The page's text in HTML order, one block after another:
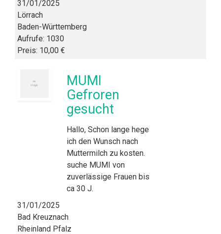
31/01/2025
Lörrach
Baden-Württemberg
Aufrufe: 1030
Preis: 10,00 €
MUMI
Gefroren
gesucht
Hallo, Schon lange hege
ich den Wunsch nach
Muttermilch zu kosten.
suche MUMI von
zuverlässige Frauen bis
ca 30 J.
31/01/2025
Bad Kreuznach
Rheinland Pfalz